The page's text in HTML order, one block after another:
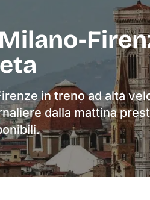
in treno ad alta
dalla mattina